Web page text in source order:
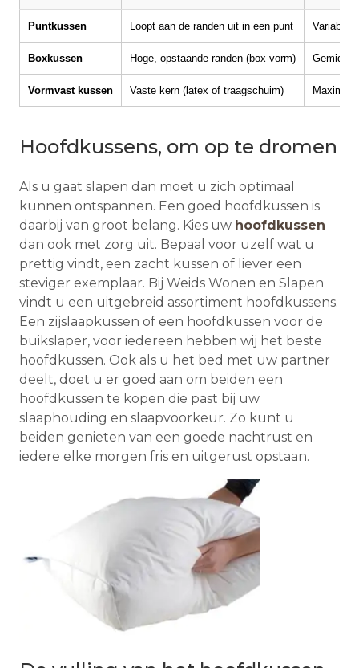
Puntkussen Loopt aan de randen uit in een punt Variabel
Boxkussen Hoge, opstaande randen (box-vorm)
Vormvast kussen Vaste kern (latex of traagschuim) Maximal
Hoofdkussens, om op te dromen
Als u gaat slapen dan moet u zich optimaal
kunnen ontspannen. Een goed hoofdkussen is
daarbij van groot belang. Kies uw hoofdkussen
dan ook met zorg uit. Bepaal voor uzelf wat u
prettig vindt, een zacht kussen of liever een
steviger exemplaar. Bij Weids Wonen en Slapen
vindt u een uitgebreid assortiment hoofdkussens.
Een zijslaapkussen of een hoofdkussen voor de
buikslaper, voor iedereen hebben wij het beste
hoofdkussen. Ook als u het bed met uw partner
deelt, doet u er goed aan om beiden een
hoofdkussen te kopen die past bij uw
slaaphouding en slaapvoorkeur. Zo kunt u
beiden genieten van een goede nachtrust en
iedere elke morgen fris en uitgerust opstaan.